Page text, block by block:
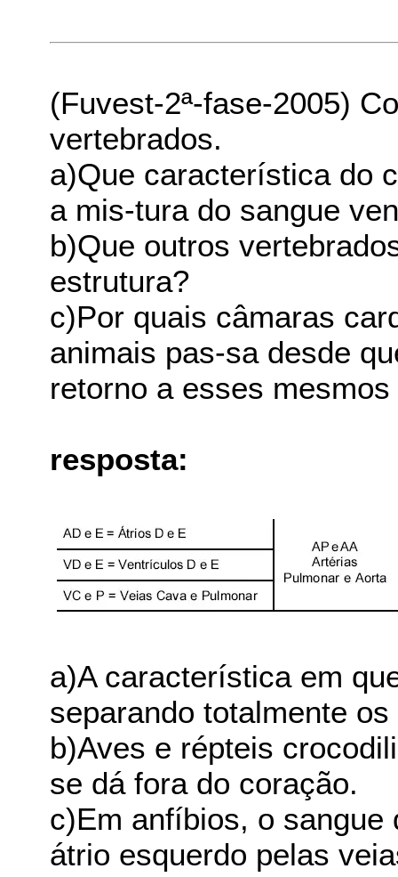
(Fuvest-2ª-fase-2005)
vertebrados.
a)Que característica do
a mis-tura do sangue
b)Que outros
estrutura?
c)Por quais câmaras
animais pas-sa desde
retorno a esses
resposta:
a)A característica em
separando totalmente
b)Aves e répteis
se dá fora do coração.
c)Em anfíbios, o sangue
átrio esquerdo pelas